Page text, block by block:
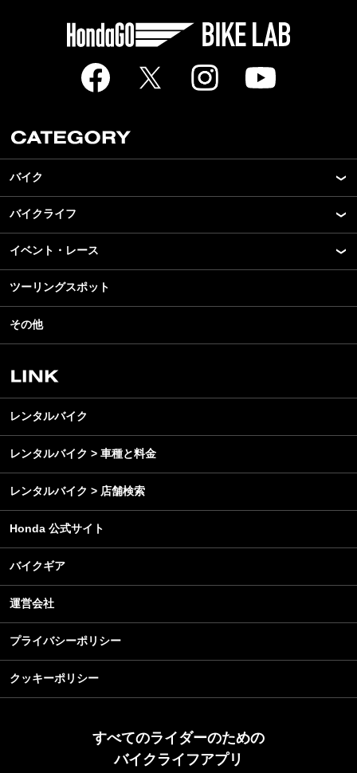
バイク
New Model Show
モデル情報
カスタマイズパーツ
テクノロジー
名車・旧車
ビジネス
バイクライフ
アプリ
ライディングギア
ツーリング
アウトドア
レンタルバイク
イベント・レース
モータースポーツ
イベント
スクール・レッスン
ツーリングスポット
その他
レンタルバイク
レンタルバイク > 車種と料金
レンタルバイク > 店舗検索
Honda 公式サイト
バイクギア
運営会社
プライバシーポリシー
クッキーポリシー
すべてのライダーのための
バイクライフアプリ